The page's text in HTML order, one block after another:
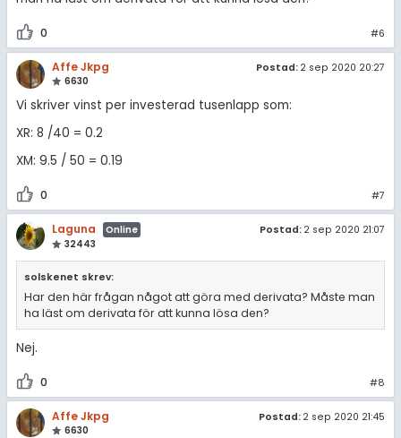
0 #6
Affe Jkpg
6630
Postad: 2 sep 2020 20:27
Vi skriver vinst per investerad tusenlapp som:
XR: 8 /40 = 0.2
XM: 9.5 / 50 = 0.19
0 #7
Laguna
Online
32443
Postad: 2 sep 2020 21:07
solskenet skrev:
Har den här frågan något att göra med derivata? Måste man
ha läst om derivata för att kunna lösa den?
Nej.
0 #8
Affe Jkpg
6630
Postad: 2 sep 2020 21:45